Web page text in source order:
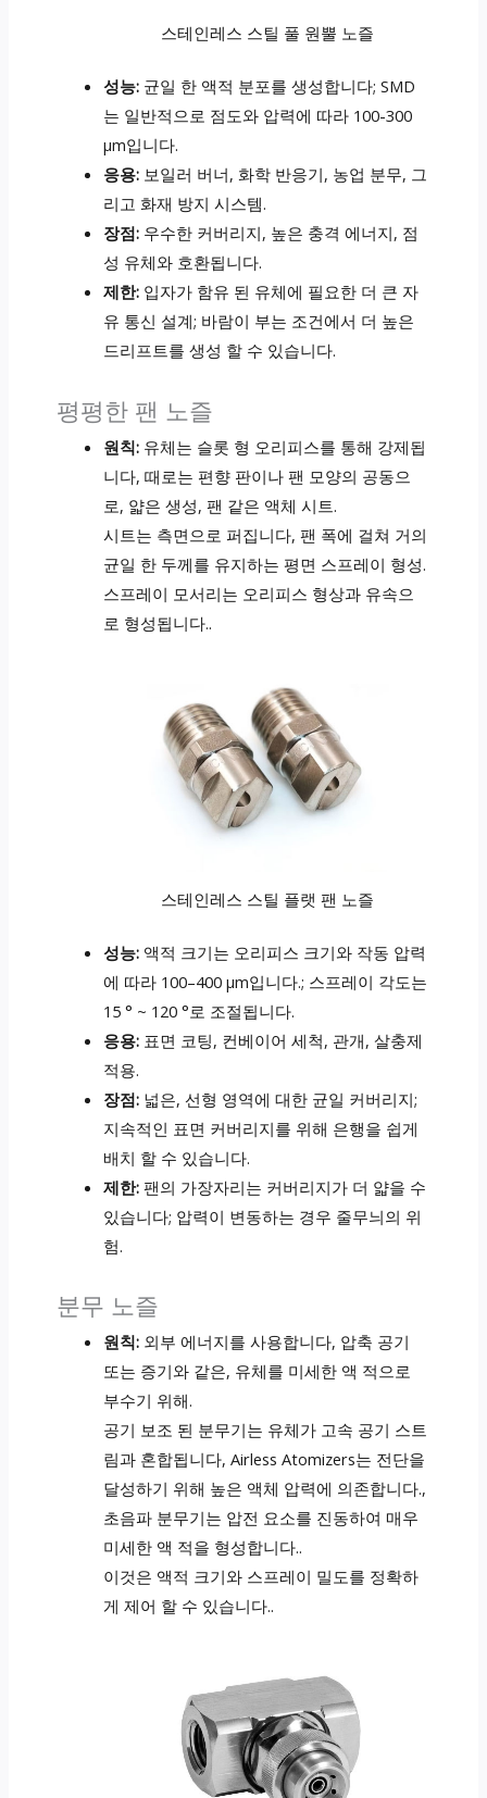
스테인레스 스틸 풀 원뿔 노즐
성능: 균일 한 액적 분포를 생성합니다; SMD
는 일반적으로 점도와 압력에 따라 100-300
µm입니다.
응용: 보일러 버너, 화학 반응기, 농업 분무, 그
리고 화재 방지 시스템.
장점: 우수한 커버리지, 높은 충격 에너지, 점
성 유체와 호환됩니다.
제한: 입자가 함유 된 유체에 필요한 더 큰 자
유 통신 설계; 바람이 부는 조건에서 더 높은
드리프트를 생성 할 수 있습니다.
평평한 팬 노즐
원칙: 유체는 슬롯 형 오리피스를 통해 강제됩
니다, 때로는 편향 판이나 팬 모양의 공동으
로, 얇은 생성, 팬 같은 액체 시트.
시트는 측면으로 퍼집니다, 팬 폭에 걸쳐 거의
균일 한 두께를 유지하는 평면 스프레이 형성.
스프레이 모서리는 오리피스 형상과 유속으
로 형성됩니다..
스테인레스 스틸 플랫 팬 노즐
성능: 액적 크기는 오리피스 크기와 작동 압력
에 따라 100–400 µm입니다.; 스프레이 각도는
15 ° ~ 120 °로 조절됩니다.
응용: 표면 코팅, 컨베이어 세척, 관개, 살충제
적용.
장점: 넓은, 선형 영역에 대한 균일 커버리지;
지속적인 표면 커버리지를 위해 은행을 쉽게
배치 할 수 있습니다.
제한: 팬의 가장자리는 커버리지가 더 얇을 수
있습니다; 압력이 변동하는 경우 줄무늬의 위
험.
분무 노즐
원칙: 외부 에너지를 사용합니다, 압축 공기
또는 증기와 같은, 유체를 미세한 액 적으로
부수기 위해.
공기 보조 된 분무기는 유체가 고속 공기 스트
림과 혼합됩니다, Airless Atomizers는 전단을
달성하기 위해 높은 액체 압력에 의존합니다.,
초음파 분무기는 압전 요소를 진동하여 매우
미세한 액 적을 형성합니다..
이것은 액적 크기와 스프레이 밀도를 정확하
게 제어 할 수 있습니다..